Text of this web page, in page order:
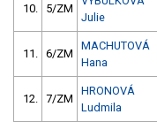
10. 5/ZM
Julie
11. 6/ZM
MACHUTOVÁ
Hana
12. 7/ZM
HRONOVÁ
Ludmila